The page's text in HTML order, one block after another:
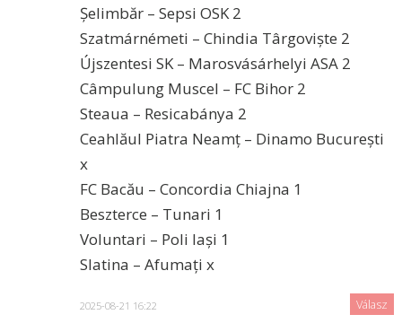
Șelimbăr – Sepsi OSK 2
Szatmárnémeti – Chindia Târgoviște 2
Újszentesi SK – Marosvásárhelyi ASA 2
Câmpulung Muscel – FC Bihor 2
Steaua – Resicabánya 2
Ceahlăul Piatra Neamț – Dinamo București
x
FC Bacău – Concordia Chiajna 1
Beszterce – Tunari 1
Voluntari – Poli Iași 1
Slatina – Afumați x
2025-08-21 16:22 Válasz